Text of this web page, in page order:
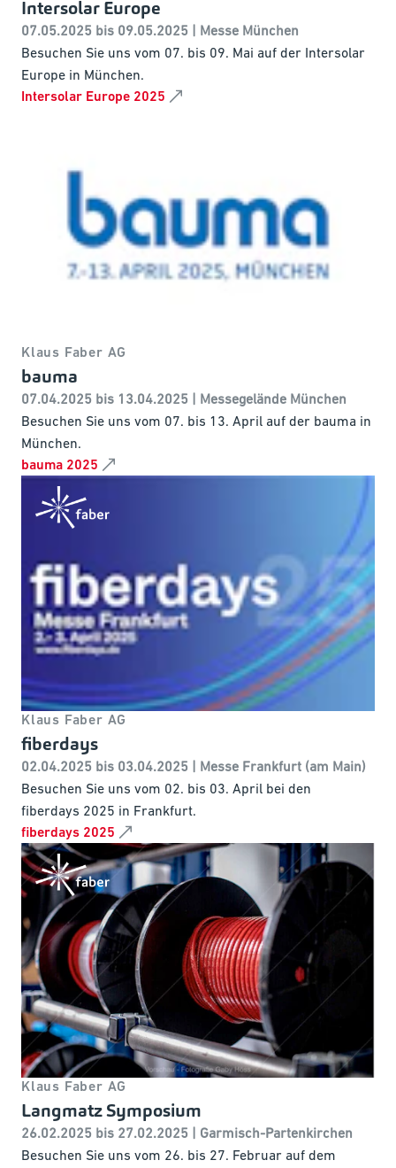
Intersolar Europe
07.05.2025 bis 09.05.2025 | Messe München
Besuchen Sie uns vom 07. bis 09. Mai auf der Intersolar
Europe in München.
Intersolar Europe 2025
Klaus Faber AG
bauma
07.04.2025 bis 13.04.2025 | Messegelände München
Besuchen Sie uns vom 07. bis 13. April auf der bauma in
München.
bauma 2025
Klaus Faber AG
fiberdays
02.04.2025 bis 03.04.2025 | Messe Frankfurt (am Main)
Besuchen Sie uns vom 02. bis 03. April bei den
fiberdays 2025 in Frankfurt.
fiberdays 2025
Klaus Faber AG
Langmatz Symposium
26.02.2025 bis 27.02.2025 | Garmisch-Partenkirchen
Besuchen Sie uns vom 26. bis 27. Februar auf dem